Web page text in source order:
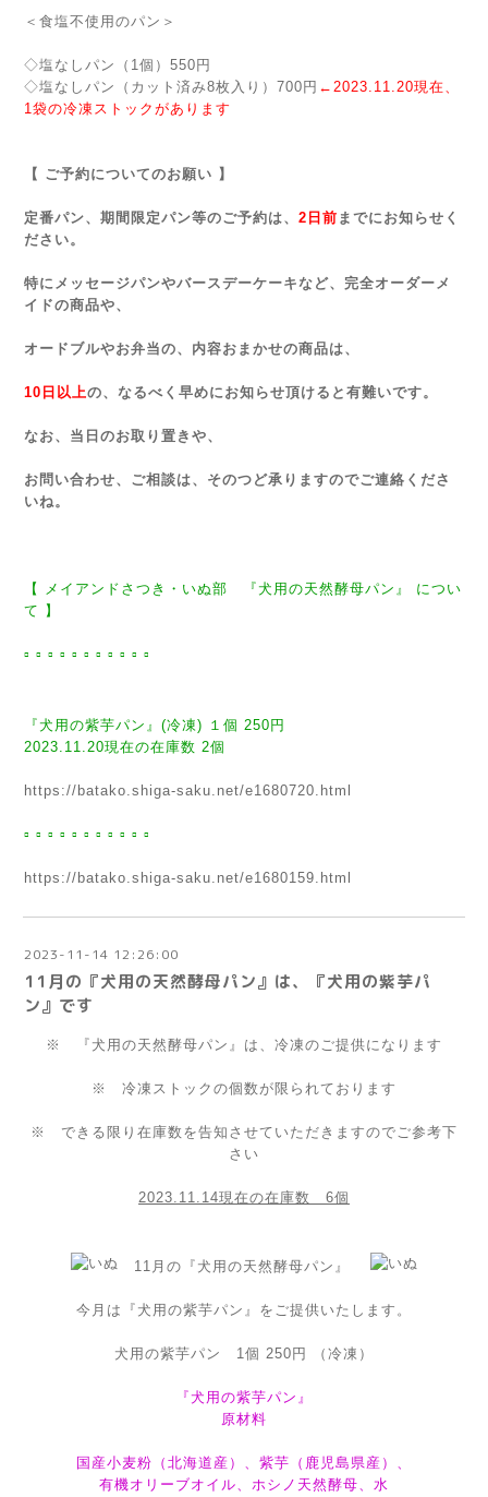
＜食塩不使用のパン＞
◇塩なしパン（1個）550円
◇塩なしパン（カット済み8枚入り）700円 ←2023.11.20現在、
1袋の冷凍ストックがあります
【 ご予約についてのお願い 】
定番パン、期間限定パン等のご予約は、 2日前 までにお知らせく
ださい。
特にメッセージパンやバースデーケーキなど、完全オーダーメ
イドの商品や、
オードブルやお弁当の、内容おまかせの商品は、
10日以上の、なるべく早めにお知らせ頂けると有難いです。
なお、当日のお取り置きや、
お問い合わせ、ご相談は、そのつど承りますのでご連絡くださ
いね。
【 メイアンドさつき・いぬ部 『犬用の天然酵母パン』 につい
て 】
▫︎ ▫︎ ▫︎ ▫︎ ▫︎ ▫︎ ▫︎ ▫︎ ▫︎ ▫︎ ▫︎
『犬用の紫芋パン』(冷凍) １個 250円
2023.11.20現在の在庫数 2個
https://batako.shiga-saku.net/e1680720.html
▫︎ ▫︎ ▫︎ ▫︎ ▫︎ ▫︎ ▫︎ ▫︎ ▫︎ ▫︎ ▫︎
https://batako.shiga-saku.net/e1680159.html
2023-11-14 12:26:00
11月の『犬用の天然酵母パン』は、『犬用の紫芋パ
ン』です
※ 『犬用の天然酵母パン』は、冷凍のご提供になります
※ 冷凍ストックの個数が限られております
※ できる限り在庫数を告知させていただきますのでご参考下
さい
2023.11.14現在の在庫数 6個
11月の『犬用の天然酵母パン』
今月は『犬用の紫芋パン』をご提供いたします。
犬用の紫芋パン 1個 250円 （冷凍）
『犬用の紫芋パン』
原材料
国産小麦粉（北海道産）、紫芋（鹿児島県産）、
有機オリーブオイル、ホシノ天然酵母、水